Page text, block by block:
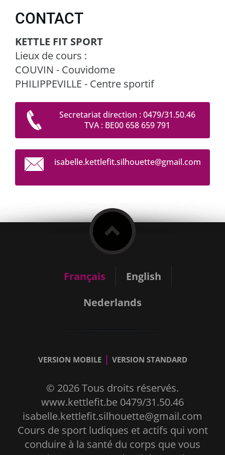
CONTACT
KETTLE FIT SPORT
Lieux de cours :
COUVIN - Couvidome
PHILIPPEVILLE - Centre sportif
Secretariat direction : 0479/31.50.46
TVA : BE00 658 659 791
isabelle.kettlefit.silhouette@gmail.com
Français
English
Nederlands
VERSION MOBILE | VERSION STANDARD
© 2026 Tous droits réservés.
www.kettlefit.be 0479/31.50.46
isabelle.kettlefit.silhouette@gmail.com
Cours de sport ludiques et actifs qui vont
conduire à la santé du corps que vous